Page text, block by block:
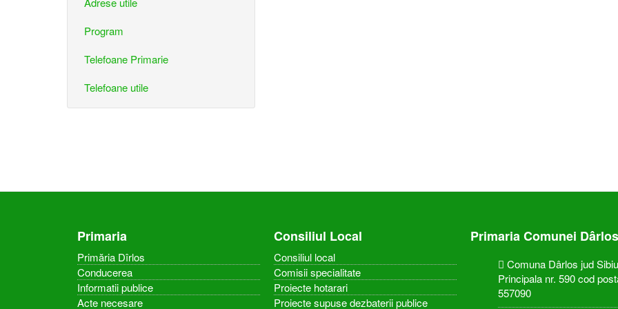
Program
Telefoane Primarie
Telefoane utile
Primaria
Primăria Dîrlos
Conducerea
Informatii publice
Acte necesare
Consiliul Local
Consiliul local
Comisii specialitate
Proiecte hotarari
Proiecte supuse dezbaterii publice
Primaria Comunei Dârlos
Comuna Dârlos jud
Principala nr. 590 cod
557090